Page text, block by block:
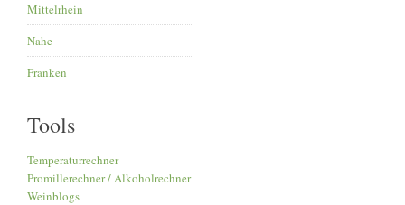
Mittelrhein
Nahe
Franken
Tools
Temperaturrechner
Promillerechner / Alkoholrechner
Weinblogs